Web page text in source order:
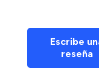
Escribe
reseña